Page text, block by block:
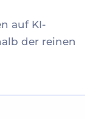
auf KI-
der reinen